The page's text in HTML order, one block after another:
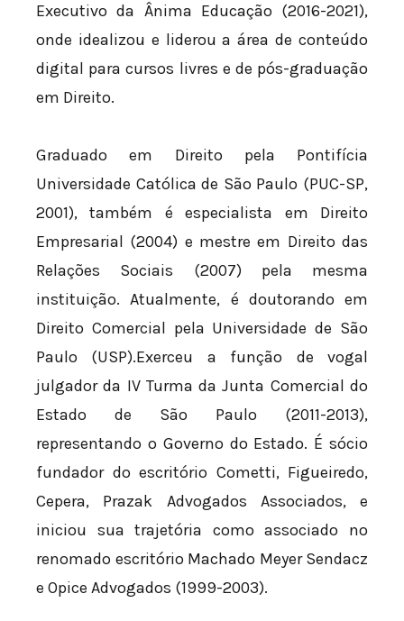
Executivo da Ânima Educação (2016-2021),
onde idealizou e liderou a área de conteúdo
digital para cursos livres e de pós-graduação
em Direito.
Graduado em Direito pela Pontifícia
Universidade Católica de São Paulo (PUC-SP,
2001), também é especialista em Direito
Empresarial (2004) e mestre em Direito das
Relações Sociais (2007) pela mesma
instituição. Atualmente, é doutorando em
Direito Comercial pela Universidade de São
Paulo (USP).Exerceu a função de vogal
julgador da IV Turma da Junta Comercial do
Estado de São Paulo (2011-2013),
representando o Governo do Estado. É sócio
fundador do escritório Cometti, Figueiredo,
Cepera, Prazak Advogados Associados, e
iniciou sua trajetória como associado no
renomado escritório Machado Meyer Sendacz
e Opice Advogados (1999-2003).